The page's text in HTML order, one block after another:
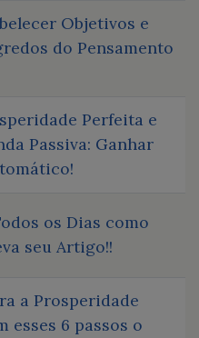
Objetivos e
do Pensamento
Perfeita e
Passiva: Ganhar
os Dias como
seu Artigo!!
a Prosperidade
esses 6 passos o